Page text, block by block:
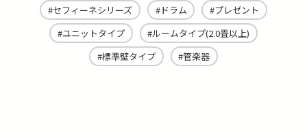
セフィーネシリーズ
ドラム
プレゼント
ユニットタイプ
ルームタイプ(2.0畳以上)
標準壁タイプ
管楽器